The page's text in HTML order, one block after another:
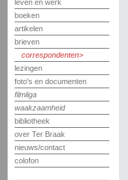
leven en werk
boeken
artikelen
brieven
correspondenten
lezingen
foto's en documenten
filmliga
waakzaamheid
bibliotheek
over Ter Braak
nieuws/contact
colofon